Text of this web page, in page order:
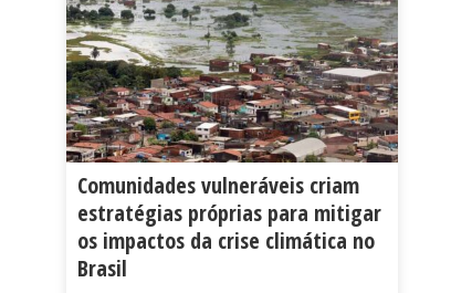
Comunidades vulneráveis criam
estratégias próprias para mitigar
os impactos da crise climática no
Brasil